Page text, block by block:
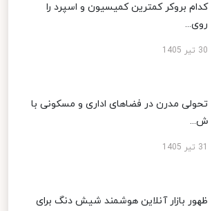
کدام بروکر کمترین کمیسیون و اسپرد را
روی...
30 تیر 1405
تحولی مدرن در فضاهای اداری و مسکونی با
ش...
ظهور بازار آنلاین هوشمند شیش دنگ برای